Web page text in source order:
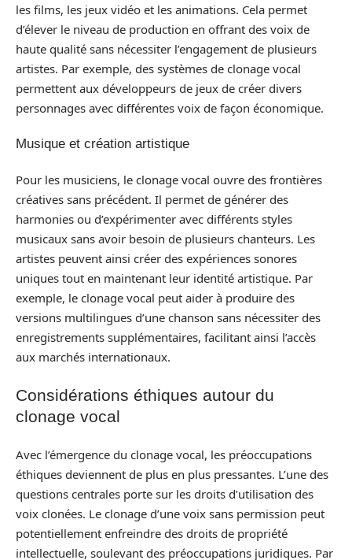
les films, les jeux vidéo et les animations. Cela permet
d’élever le niveau de production en offrant des voix de
haute qualité sans nécessiter l’engagement de plusieurs
artistes. Par exemple, des systèmes de clonage vocal
permettent aux développeurs de jeux de créer divers
personnages avec différentes voix de façon économique.
Musique et création artistique
Pour les musiciens, le clonage vocal ouvre des frontières
créatives sans précédent. Il permet de générer des
harmonies ou d’expérimenter avec différents styles
musicaux sans avoir besoin de plusieurs chanteurs. Les
artistes peuvent ainsi créer des expériences sonores
uniques tout en maintenant leur identité artistique. Par
exemple, le clonage vocal peut aider à produire des
versions multilingues d’une chanson sans nécessiter des
enregistrements supplémentaires, facilitant ainsi l’accès
aux marchés internationaux.
Considérations éthiques autour du
clonage vocal
Avec l’émergence du clonage vocal, les préoccupations
éthiques deviennent de plus en plus pressantes. L’une des
questions centrales porte sur les droits d’utilisation des
voix clonées. Le clonage d’une voix sans permission peut
potentiellement enfreindre des droits de propriété
intellectuelle, soulevant des préoccupations juridiques. Par